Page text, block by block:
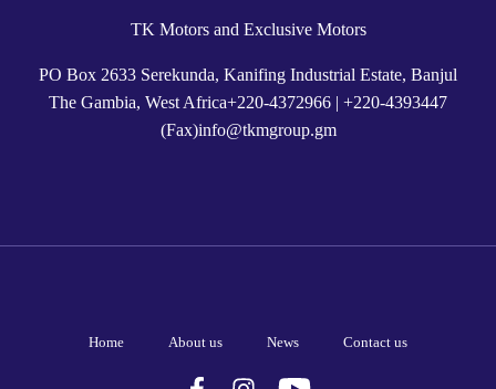
TK Motors and Exclusive Motors
PO Box 2633 Serekunda, Kanifing Industrial Estate, Banjul
The Gambia, West Africa+220-4372966 | +220-4393447
(Fax)info@tkmgroup.gm
Home About us News Contact us